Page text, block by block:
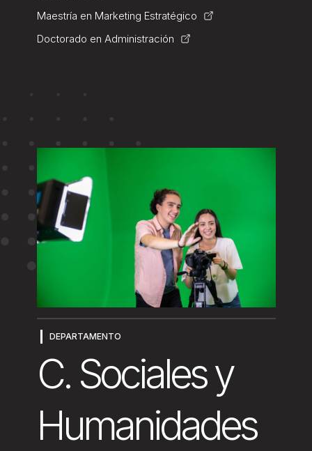
Maestría en Marketing Estratégico
Doctorado en Administración
DEPARTAMENTO
C. Sociales y
Humanidades